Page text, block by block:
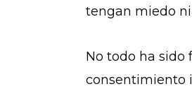
tengan miedo ni
No todo ha sido
consentimiento